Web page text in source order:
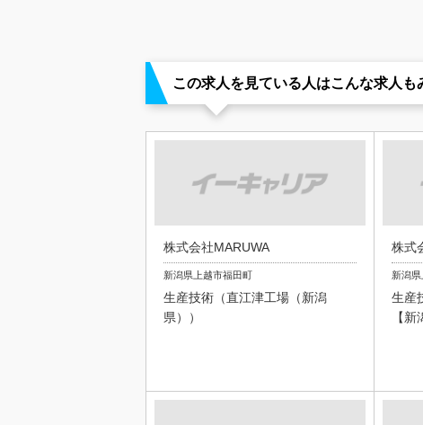
この求人を見ている人はこんな求人も
株式会社MARUWA
新潟県上越市福田町
生産技術（直江津工場（新潟
県））
株式
新潟県
生産
【新